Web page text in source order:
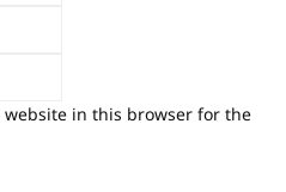
website in this browser for the